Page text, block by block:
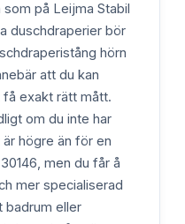
på Leijma Stabil
duschdraperier bör
hörn
att du kan
exakt rätt mått.
om du inte har
högre än för en
men du får å
mer specialiserad
badrum eller